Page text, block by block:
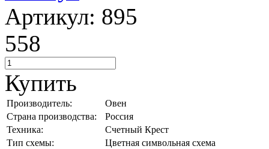
Артикул: 895
558
Купить
Производитель:
Овен
Страна производства:
Россия
Техника:
Счетный Крест
Тип схемы:
Цветная символьная схема